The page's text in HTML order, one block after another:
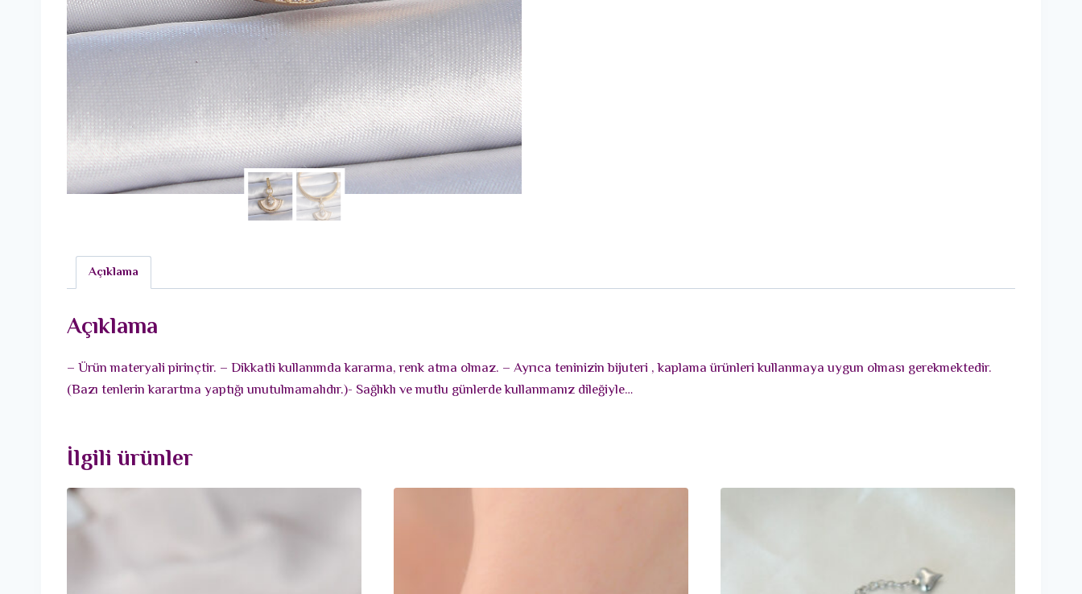
Açıklama
Açıklama
– Ürün materyali pirinçtir. – Dikkatli kullanımda kararma, renk atma olmaz. – Ayrıca teninizin bijuteri , kaplama ürünleri kullanmaya uygun olması gerekmektedir.
(Bazı tenlerin karartma yaptığı unutulmamalıdır.)- Sağlıklı ve mutlu günlerde kullanmanız dileğiyle…
İlgili ürünler